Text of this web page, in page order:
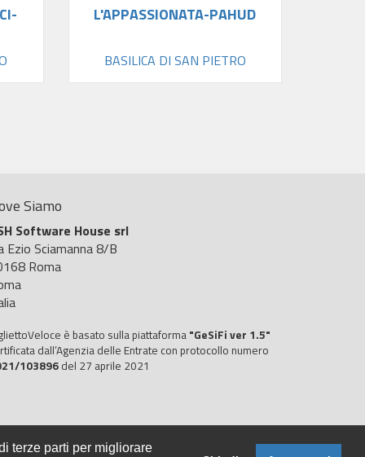
terze parti per migliorare
L'APPASSIONATA-PAHUD
BASILICA DI SAN PIETRO
Siamo
Software House srl
Ezio Sciamanna 8/B
Roma
è basato sulla piattaforma "GeSiFi ver 1.5"
dall’Agenzia delle Entrate con protocollo numero
103896del 27 aprile 2021